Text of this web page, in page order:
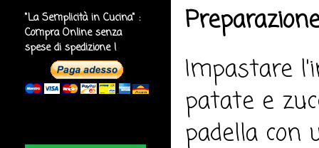
Impastare
patate e
padella con
"La Semplicità in Cucina" :
Compra Online senza
spese di spedizione !